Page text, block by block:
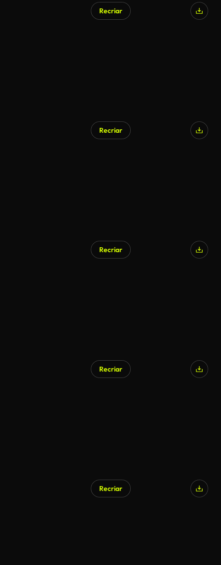
Recriar
Recriar
Recriar
Recriar
Recriar